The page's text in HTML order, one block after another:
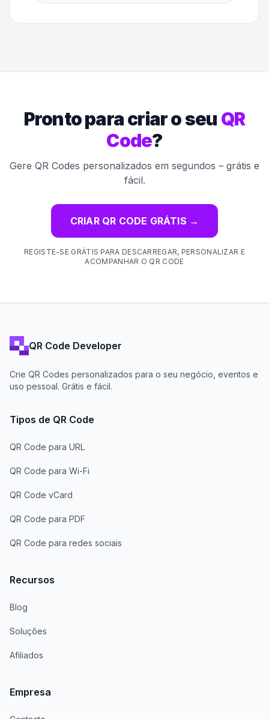
Pronto para criar o seu QR
Code?
Gere QR Codes personalizados em segundos – grátis e
fácil.
CRIAR QR CODE GRÁTIS →
REGISTE-SE GRÁTIS PARA DESCARREGAR, PERSONALIZAR E
ACOMPANHAR O QR CODE
QR Code Developer
Crie QR Codes personalizados para o seu negócio, eventos e
uso pessoal. Grátis e fácil.
Tipos de QR Code
QR Code para URL
QR Code para Wi-Fi
QR Code vCard
QR Code para PDF
QR Code para redes sociais
Recursos
Blog
Soluções
Afiliados
Empresa